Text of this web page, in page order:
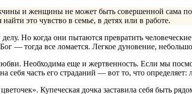
и женщины не может быть совершенной сама по
это чувство в семье, в детях или в работе.
Но когда они пытаются превратить
— тогда все ломается. Легкое дуновение,
Необходима еще и жертвенность. Если мы
себя часть его страданий — вот то, что
Купеческая дочка заставила себя быть